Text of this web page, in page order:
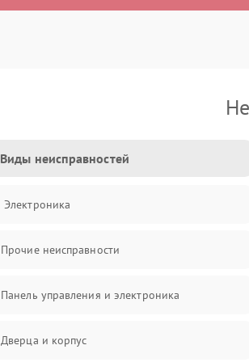
Виды неисправностей
Электроника
Прочие неисправности
Панель управления и электроника
Дверца и корпус